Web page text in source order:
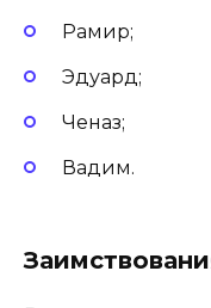
Рамир;
Эдуард;
Ченаз;
Вадим.